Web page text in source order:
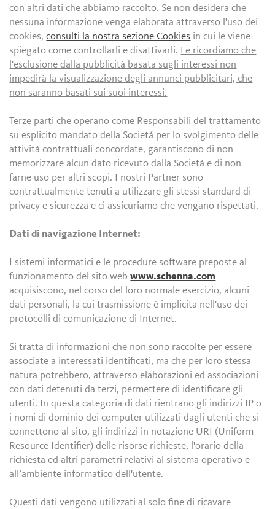
con altri dati che abbiamo raccolto. Se non desidera che
nessuna informazione venga elaborata attraverso l'uso dei
cookies,consulti la nostra sezione Cookies in cui le viene
spiegato come controllarli e disattivarli. Le ricordiamo che
l'esclusione dalla pubblicità basata sugli interessi non
impedirà la visualizzazione degli annunci pubblicitari, che
non saranno basati sui suoi interessi.
Terze parti che operano come Responsabili del trattamento
su esplicito mandato della Societá per lo svolgimento delle
attivitá contrattuali concordate, garantiscono di non
memorizzare alcun dato ricevuto dalla Societá e di non
farne uso per altri scopi. I nostri Partner sono
contrattualmente tenuti a utilizzare gli stessi standard di
privacy e sicurezza e ci assicuriamo che vengano rispettati.
Dati di navigazione Internet:
I sistemi informatici e le procedure software preposte al
funzionamento del sito webwww.schenna.com
acquisiscono, nel corso del loro normale esercizio, alcuni
dati personali, la cui trasmissione è implicita nell'uso dei
protocolli di comunicazione di Internet.
Si tratta di informazioni che non sono raccolte per essere
associate a interessati identificati, ma che per loro stessa
natura potrebbero, attraverso elaborazioni ed associazioni
con dati detenuti da terzi, permettere di identificare gli
utenti. In questa categoria di dati rientrano gli indirizzi IP o
i nomi di dominio dei computer utilizzati dagli utenti che si
connettono al sito, gli indirizzi in notazione URI (Uniform
Resource Identifier) delle risorse richieste, l'orario della
richiesta ed altri parametri relativi al sistema operativo e
all’ambiente informatico dell'utente.
Questi dati vengono utilizzati al solo fine di ricavare